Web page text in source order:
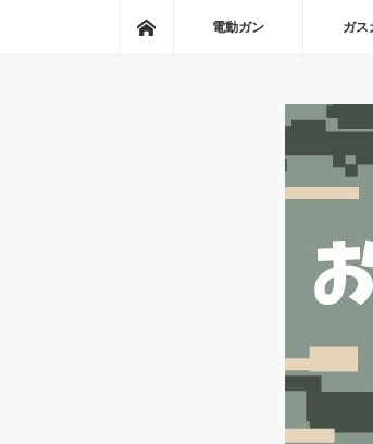
ホーム電動ガン ガス